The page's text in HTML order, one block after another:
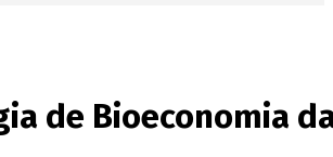
de Bioeconomia